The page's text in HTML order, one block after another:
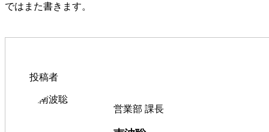
ではまた書きます。
投稿者
営業部 課長